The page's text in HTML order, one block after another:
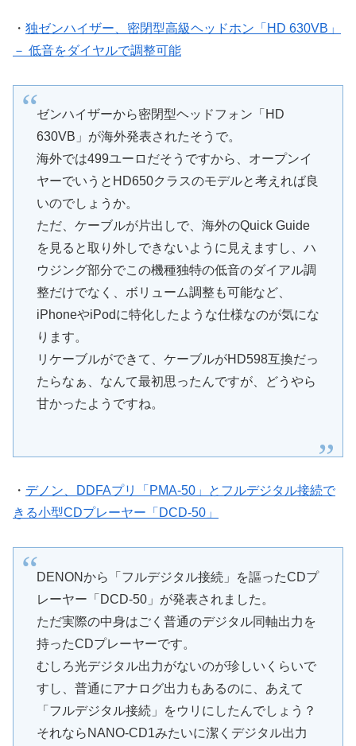
・ 独ゼンハイザー、密閉型高級ヘッドホン「HD 630VB」
－ 低音をダイヤルで調整可能
ゼンハイザーから密閉型ヘッドフォン「HD
630VB」が海外発表されたそうで。
海外では499ユーロだそうですから、オープンイ
ヤーでいうとHD650クラスのモデルと考えれば良
いのでしょうか。
ただ、ケーブルが片出しで、海外のQuick Guide
を見ると取り外しできないように見えますし、ハ
ウジング部分でこの機種独特の低音のダイアル調
整だけでなく、ボリューム調整も可能など、
iPhoneやiPodに特化したような仕様なのが気にな
ります。
リケーブルができて、ケーブルがHD598互換だっ
たらなぁ、なんて最初思ったんですが、どうやら
甘かったようですね。
・ デノン、DDFAプリ「PMA-50」とフルデジタル接続で
きる小型CDプレーヤー「DCD-50」
DENONから「フルデジタル接続」を謳ったCDプ
レーヤー「DCD-50」が発表されました。
ただ実際の中身はごく普通のデジタル同軸出力を
持ったCDプレーヤーです。
むしろ光デジタル出力がないのが珍しいくらいで
すし、普通にアナログ出力もあるのに、あえて
「フルデジタル接続」をウリにしたんでしょう？
それならNANO-CD1みたいに潔くデジタル出力